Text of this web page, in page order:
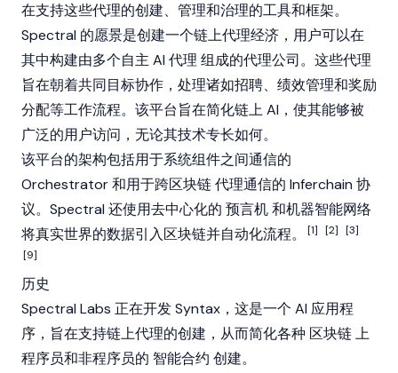
在支持这些代理的创建、管理和治理的工具和框架。
Spectral 的愿景是创建一个链上代理经济，用户可以在
其中构建由多个自主 AI 代理 组成的代理公司。这些代理
旨在朝着共同目标协作，处理诸如招聘、绩效管理和奖励
分配等工作流程。该平台旨在简化链上 AI，使其能够被
广泛的用户访问，无论其技术专长如何。
该平台的架构包括用于系统组件之间通信的
Orchestrator 和用于跨区块链代理通信的 Inferchain 协
议。Spectral 还使用去中心化的 预言机和机器智能网络
将真实世界的数据引入区块链并自动化流程。
[1] [2] [3]
[9]
历史
Spectral Labs 正在开发 Syntax，这是一个 AI 应用程
序，旨在支持链上代理的创建，从而简化各种 区块链上
程序员和非程序员的 智能合约 创建。